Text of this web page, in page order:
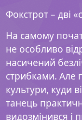
Фокстрот – дві
На самому
не особливо
насичений
стрибками. Але
культури, куди
танець
видозмінився і